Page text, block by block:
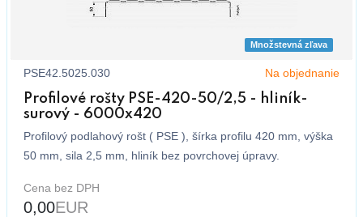
Množstevná zľava
PSE42.5025.030 Na objednanie
Profilové rošty PSE-420-50/2,5 - hliník-
surový - 6000x420
Profilový podlahový rošt ( PSE ), šírka profilu 420 mm, výška
50 mm, sila 2,5 mm, hliník bez povrchovej úpravy.
Cena bez DPH
0,00EUR